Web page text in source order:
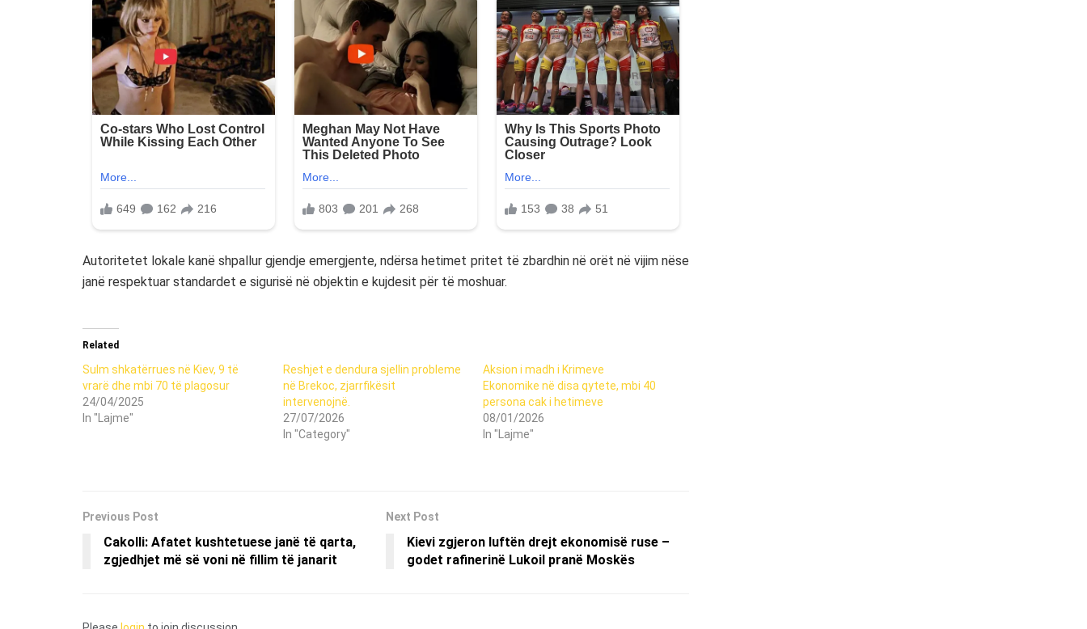
Autoritetet lokale kanë shpallur gjendje emergjente, ndërsa hetimet pritet të zbardhin në orët në vijim nëse
janë respektuar standardet e sigurisë në objektin e kujdesit për të moshuar.
Related
Sulm shkatërrues në Kiev, 9 të
vrarë dhe mbi 70 të plagosur
24/04/2025
In "Lajme"
Reshjet e dendura sjellin probleme
në Brekoc, zjarrfikësit
intervenojnë.
27/07/2026
In "Category"
Aksion i madh i Krimeve
Ekonomike në disa qytete, mbi 40
persona cak i hetimeve
08/01/2026
In "Lajme"
Previous Post
Cakolli: Afatet kushtetuese janë të qarta,
zgjedhjet më së voni në fillim të janarit
Next Post
Kievi zgjeron luftën drejt ekonomisë ruse –
godet rafinerinë Lukoil pranë Moskës